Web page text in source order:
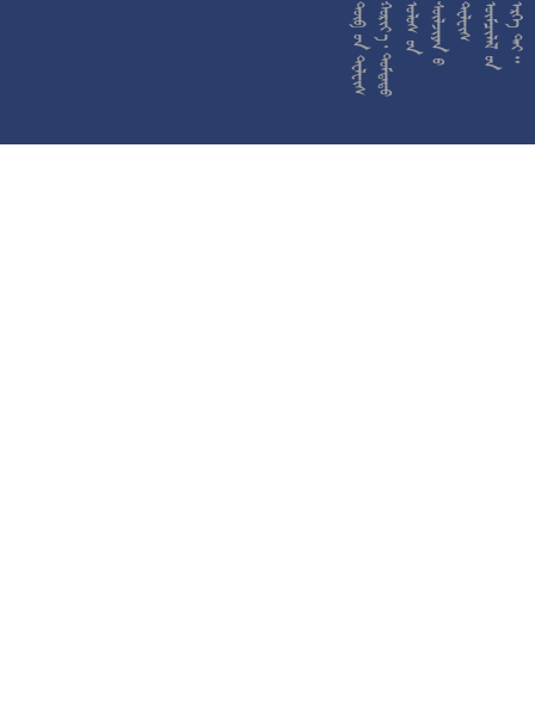










































































































